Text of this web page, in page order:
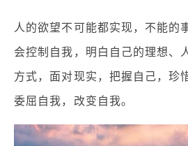
人的欲望不可能都实现，不能的
会控制自我，明白自己的理想、
方式，面对现实，把握自己，珍
委屈自我，改变自我。